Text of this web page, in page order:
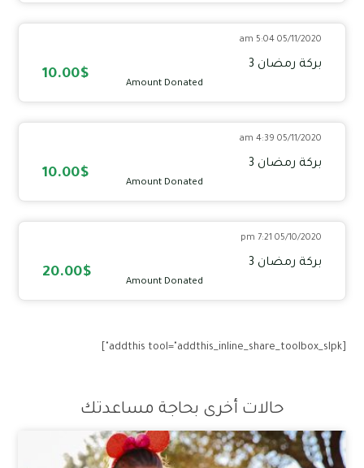
05/11/2020 5:04 am
بركة رمضان 3
Amount Donated
10.00$
05/11/2020 4:39 am
بركة رمضان 3
Amount Donated
10.00$
05/10/2020 7:21 pm
بركة رمضان 3
Amount Donated
20.00$
[addthis tool="addthis_inline_share_toolbox_slpk"]
حالات أخرى بحاجة مساعدتك